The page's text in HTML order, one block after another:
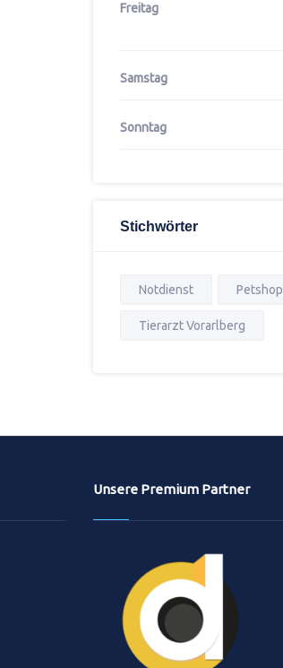
Freitag
Samstag
Sonntag
Stichwörter
Notdienst Petshop
Tierarzt Vorarlberg
Unsere Premium Partner